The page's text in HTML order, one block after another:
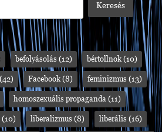
befolyásolás (12) bértollnok (10)
(42) Facebook (8) feminizmus (13)
homoszexuális propaganda (11)
(10) liberalizmus (8) liberális (16)